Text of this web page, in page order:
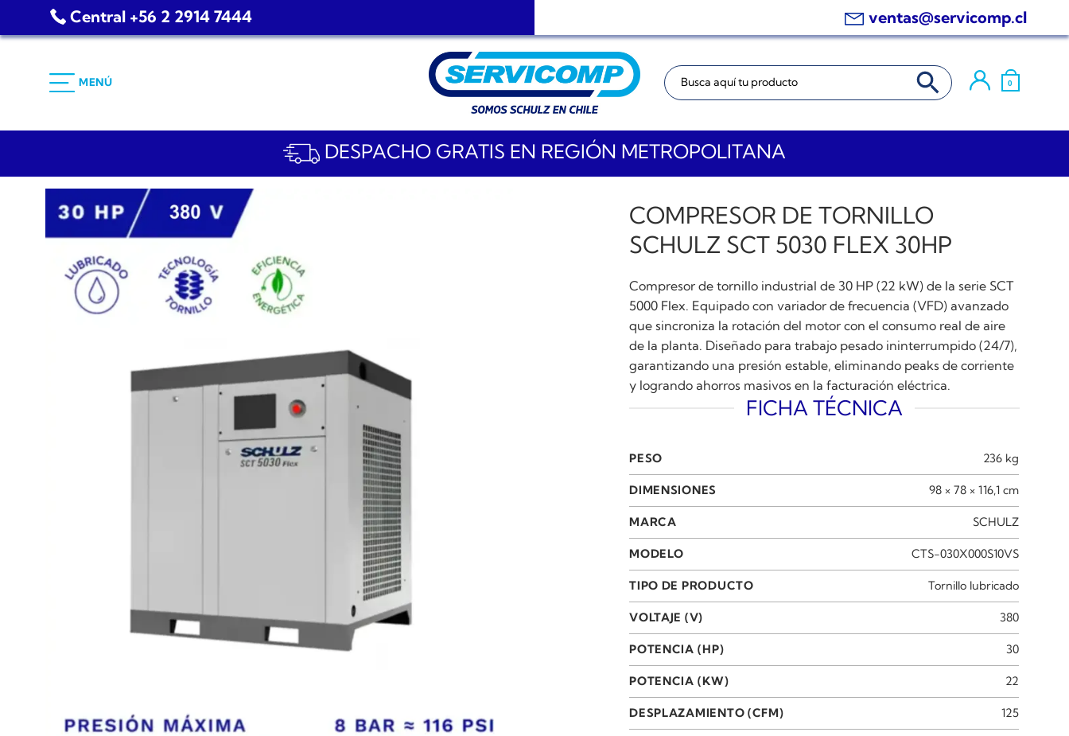
Central +56 2 2914 7444 ventas@servicomp.cl
MENÚ
Buscar: BOTÓN DE BÚSQUEDA
0
DESPACHO GRATIS EN REGIÓN METROPOLITANA
COMPRESOR DE TORNILLO
SCHULZ SCT 5030 FLEX 30HP
Compresor de tornillo industrial de 30 HP (22 kW) de la serie SCT
5000 Flex. Equipado con variador de frecuencia (VFD) avanzado
que sincroniza la rotación del motor con el consumo real de aire
de la planta. Diseñado para trabajo pesado ininterrumpido (24/7),
garantizando una presión estable, eliminando peaks de corriente
y logrando ahorros masivos en la facturación eléctrica.
FICHA TÉCNICA
PESO 236 kg
DIMENSIONES 98 × 78 × 116,1 cm
MARCA SCHULZ
MODELO CTS-030X000S10VS
TIPO DE PRODUCTO Tornillo lubricado
VOLTAJE (V) 380
POTENCIA (HP) 30
POTENCIA (KW) 22
DESPLAZAMIENTO (CFM) 125